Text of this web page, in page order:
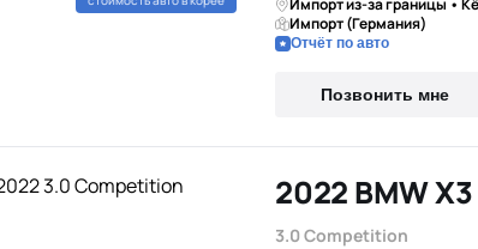
Импорт из-за границы •
Импорт (Германия)
Отчёт по авто
Позвонить мне
2022 BMW X3
3.0 Competition